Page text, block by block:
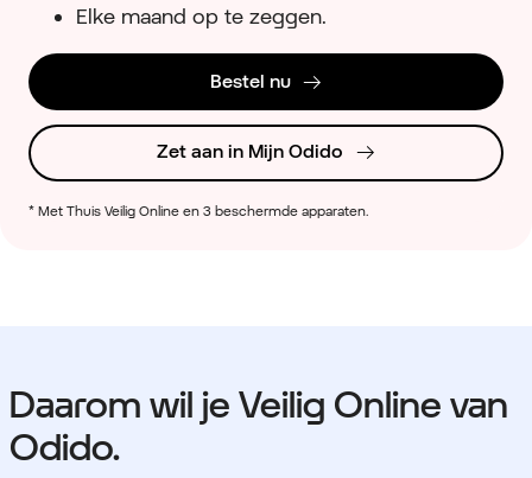
Elke maand op te zeggen.
Bestel nu
Zet aan in Mijn Odido
* Met Thuis Veilig Online en 3 beschermde apparaten.
Daarom wil je Veilig Online van
Odido.